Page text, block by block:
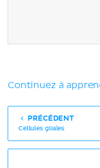
Continuez à
PRÉCÉDENT
Cellules gliales